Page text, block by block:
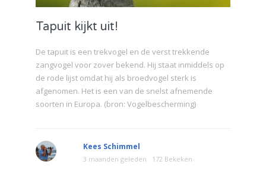
Tapuit kijkt uit!
De tapuit is een trekvogel en de verst trekkende
zangvogel voor zover bekend. Hij staat inmiddels op
de rode lijst omdat hij als broedvogel sterk is
afgenomen. Het is een van de snelst afnemende
soorten in Europa. (bron: Vogelbescherming)
Kees Schimmel
3 maanden geleden 172 Bekeken